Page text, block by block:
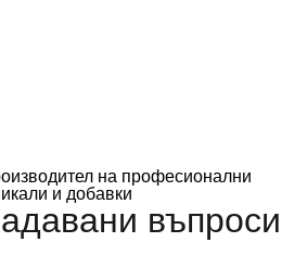
на професионални
и добавки
въпроси